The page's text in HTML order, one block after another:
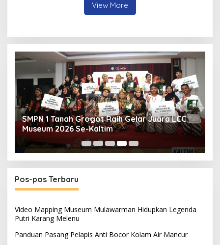
View More
PWI Kecam Hotman Paris, Tegaskan
Wartawan Dilindungi UU Pers
Pos-pos Terbaru
Video Mapping Museum Mulawarman Hidupkan Legenda
Putri Karang Melenu
Panduan Pasang Pelapis Anti Bocor Kolam Air Mancur